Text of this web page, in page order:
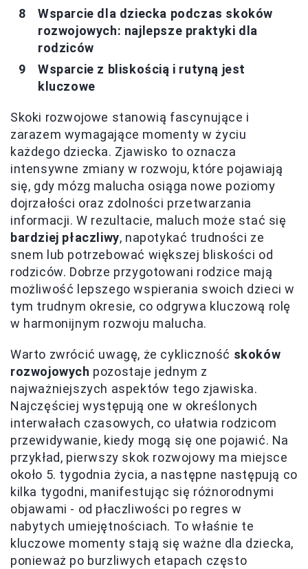
Wsparcie dla dziecka podczas skoków
rozwojowych: najlepsze praktyki dla
rodziców
Wsparcie z bliskością i rutyną jest
kluczowe
Skoki rozwojowe stanowią fascynujące i
zarazem wymagające momenty w życiu
każdego dziecka. Zjawisko to oznacza
intensywne zmiany w rozwoju, które pojawiają
się, gdy mózg malucha osiąga nowe poziomy
dojrzałości oraz zdolności przetwarzania
informacji. W rezultacie, maluch może stać się
bardziej płaczliwy, napotykać trudności ze
snem lub potrzebować większej bliskości od
rodziców. Dobrze przygotowani rodzice mają
możliwość lepszego wspierania swoich dzieci w
tym trudnym okresie, co odgrywa kluczową rolę
w harmonijnym rozwoju malucha.
Warto zwrócić uwagę, że cykliczność skoków
rozwojowych pozostaje jednym z
najważniejszych aspektów tego zjawiska.
Najczęściej występują one w określonych
interwałach czasowych, co ułatwia rodzicom
przewidywanie, kiedy mogą się one pojawić. Na
przykład, pierwszy skok rozwojowy ma miejsce
około 5. tygodnia życia, a następne następują co
kilka tygodni, manifestując się różnorodnymi
objawami - od płaczliwości po regres w
nabytych umiejętnościach. To właśnie te
kluczowe momenty stają się ważne dla dziecka,
ponieważ po burzliwych etapach często